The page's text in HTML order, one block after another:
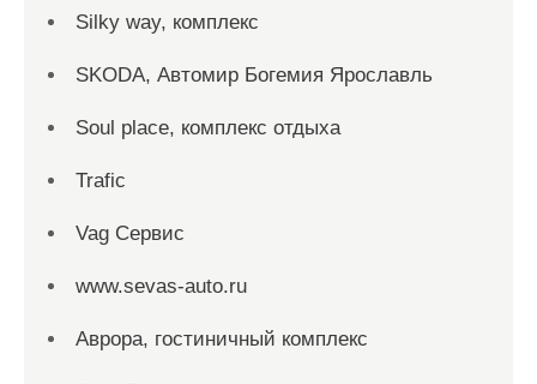
Silky way, комплекс
SKODA, Автомир Богемия Ярославль
Soul place, комплекс отдыха
Trafic
Vag Сервис
www.sevas-auto.ru
Аврора, гостиничный комплекс